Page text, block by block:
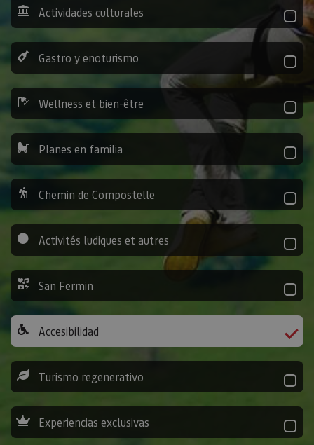
Actividades culturales
Gastro y enoturismo
Wellness et bien-être
Planes en familia
Chemin de Compostelle
Activités ludiques et autres
San Fermin
Accesibilidad
Turismo regenerativo
Experiencias exclusivas